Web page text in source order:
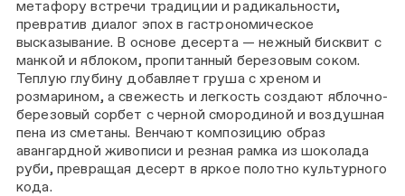
метафору встречи традиции и радикальности,
превратив диалог эпох в гастрономическое
высказывание. В основе десерта — нежный бисквит с
манкой и яблоком, пропитанный березовым соком.
Теплую глубину добавляет груша с хреном и
розмарином, а свежесть и легкость создают яблочно-
березовый сорбет с черной смородиной и воздушная
пена из сметаны. Венчают композицию образ
авангардной живописи и резная рамка из шоколада
руби, превращая десерт в яркое полотно культурного
кода.